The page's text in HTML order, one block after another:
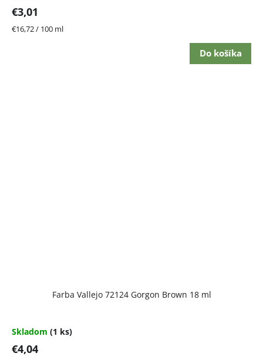
€3,01
Jednotková
€16,72 / 100 ml
Do košíka
Farba Vallejo 72124 Gorgon Brown 18 ml
Skladom (1 ks)
€4,04